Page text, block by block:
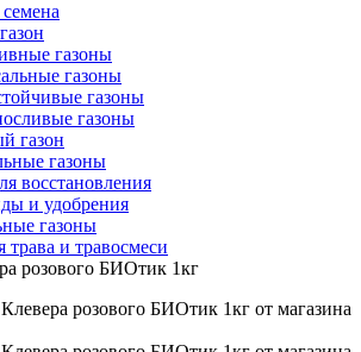
газоны
газоны
газоны
газоны
газон
газоны
восстановления
и удобрения
газоны
трава и травосмеси
розового БИОтик 1кг